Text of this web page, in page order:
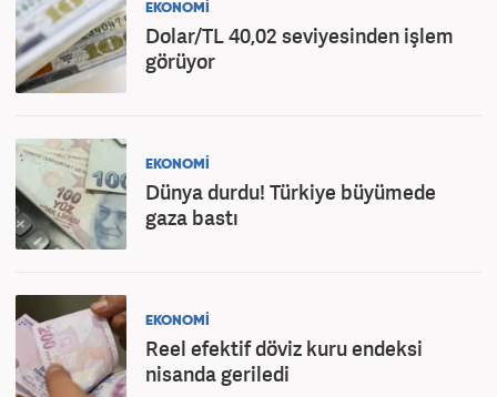
EKONOMİ
Dolar/TL 40,02 seviyesinden işlem
görüyor
EKONOMİ
Dünya durdu! Türkiye büyümede
gaza bastı
EKONOMİ
Reel efektif döviz kuru endeksi
nisanda geriledi